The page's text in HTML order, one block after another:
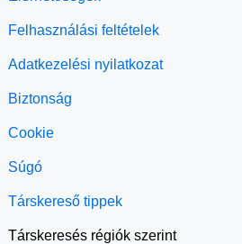
Felhasználási feltételek
Adatkezelési nyilatkozat
Biztonság
Cookie
Súgó
Társkereső tippek
Társkeresés régiók szerint